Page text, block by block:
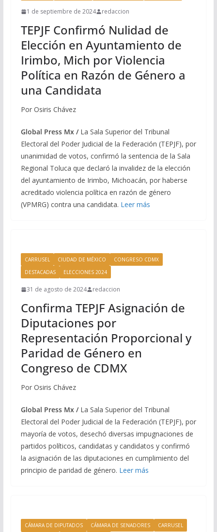
1 de septiembre de 2024 redaccion
TEPJF Confirmó Nulidad de
Elección en Ayuntamiento de
Irimbo, Mich por Violencia
Política en Razón de Género a
una Candidata
Por Osiris Chávez
Global Press Mx /La Sala Superior del Tribunal
Electoral del Poder Judicial de la Federación (TEPJF), por
unanimidad de votos, confirmó la sentencia de la Sala
Regional Toluca que declaró la invalidez de la elección
del ayuntamiento de Irimbo, Michoacán, por haberse
acreditado violencia política en razón de género
(VPMRG) contra una candidata. Leer más
CARRUSEL CIUDAD DE MÉXICO
CONGRESO CDMX
DESTACADAS
ELECCIONES 2024
31 de agosto de 2024 redaccion
Confirma TEPJF Asignación de
Diputaciones por
Representación Proporcional y
Paridad de Género en
Congreso de CDMX
Por Osiris Chávez
Global Press Mx / La Sala Superior del Tribunal
Electoral del Poder Judicial de la Federación (TEPJF), por
mayoría de votos, desechó diversas impugnaciones de
partidos políticos, candidatas y candidatos y confirmó
la asignación de las diputaciones en cumplimiento del
principio de paridad de género. Leer más
CÁMARA DE DIPUTADOS CÁMARA DE SENADORES CARRUSEL